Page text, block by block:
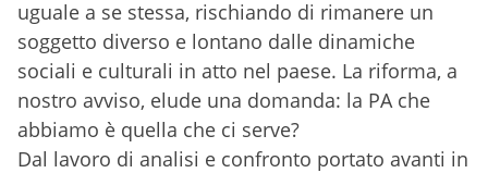
uguale a se stessa, rischiando di rimanere un
soggetto diverso e lontano dalle dinamiche
sociali e culturali in atto nel paese. La riforma, a
nostro avviso, elude una domanda: la PA che
abbiamo è quella che ci serve?
Dal lavoro di analisi e confronto portato avanti in